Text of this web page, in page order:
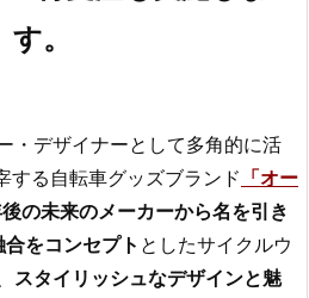
す。
・デザイナーとして多角的に活
する自転車グッズブランド 「オー
の未来のメーカーから名を引き
をコンセプト としたサイクルウ
スタイリッシュなデザインと魅